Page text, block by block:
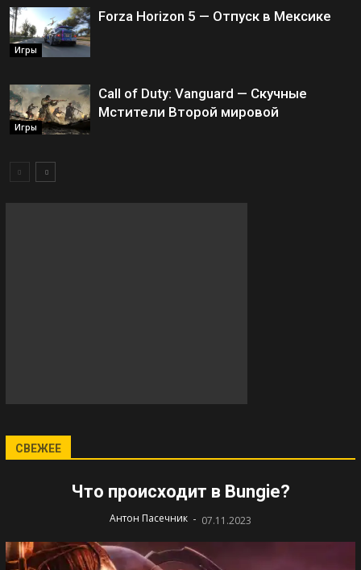
Игры
Forza Horizon 5 — Отпуск в Мексике
Игры
Call of Duty: Vanguard — Скучные
Мстители Второй мировой
СВЕЖЕЕ
Что происходит в Bungie?
Антон Пасечник - 07.11.2023